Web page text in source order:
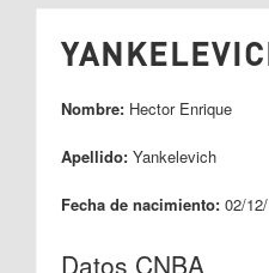
Nombre: Hector Enrique
Apellido: Yankelevich
Fecha de nacimiento: 02/
Datos CNBA